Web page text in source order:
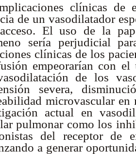
clínicas de
de un vasodilatador
El uso de la
sería perjudicial
clínicas de los
empeorarían con el
de los
severa,
microvascular
actual en
pulmonar como los
del receptor de
a generar